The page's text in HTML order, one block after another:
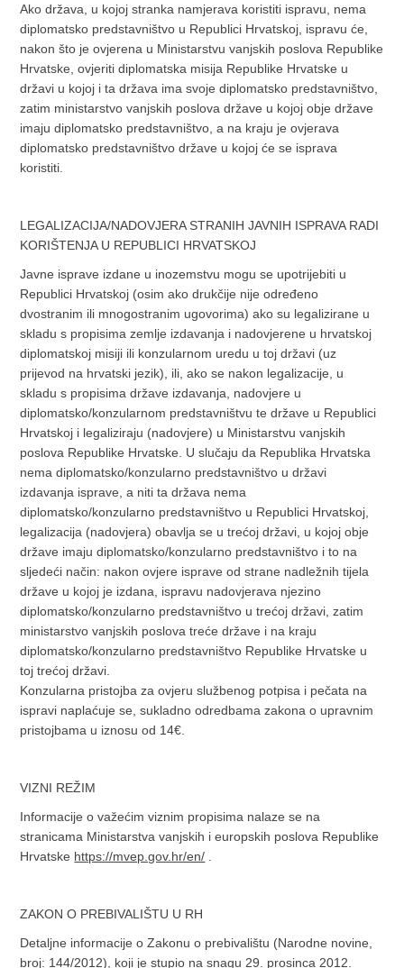
Ako država, u kojoj stranka namjerava koristiti ispravu, nema
diplomatsko predstavništvo u Republici Hrvatskoj, ispravu će,
nakon što je ovjerena u Ministarstvu vanjskih poslova Republike
Hrvatske, ovjeriti diplomatska misija Republike Hrvatske u
državi u kojoj i ta država ima svoje diplomatsko predstavništvo,
zatim ministarstvo vanjskih poslova države u kojoj obje države
imaju diplomatsko predstavništvo, a na kraju je ovjerava
diplomatsko predstavništvo države u kojoj će se isprava
koristiti.
LEGALIZACIJA/NADOVJERA STRANIH JAVNIH ISPRAVA RADI
KORIŠTENJA U REPUBLICI HRVATSKOJ
Javne isprave izdane u inozemstvu mogu se upotrijebiti u
Republici Hrvatskoj (osim ako drukčije nije određeno
dvostranim ili mnogostranim ugovorima) ako su legalizirane u
skladu s propisima zemlje izdavanja i nadovjerene u hrvatskoj
diplomatskoj misiji ili konzularnom uredu u toj državi (uz
prijevod na hrvatski jezik), ili, ako se nakon legalizacije, u
skladu s propisima države izdavanja, nadovjere u
diplomatsko/konzularnom predstavništvu te države u Republici
Hrvatskoj i legaliziraju (nadovjere) u Ministarstvu vanjskih
poslova Republike Hrvatske. U slučaju da Republika Hrvatska
nema diplomatsko/konzularno predstavništvo u državi
izdavanja isprave, a niti ta država nema
diplomatsko/konzularno predstavništvo u Republici Hrvatskoj,
legalizacija (nadovjera) obavlja se u trećoj državi, u kojoj obje
države imaju diplomatsko/konzularno predstavništvo i to na
sljedeći način: nakon ovjere isprave od strane nadležnih tijela
države u kojoj je izdana, ispravu nadovjerava njezino
diplomatsko/konzularno predstavništvo u trećoj državi, zatim
ministarstvo vanjskih poslova treće države i na kraju
diplomatsko/konzularno predstavništvo Republike Hrvatske u
toj trećoj državi.
Konzularna pristojba za ovjeru službenog potpisa i pečata na
ispravi naplaćuje se, sukladno odredbama zakona o upravnim
pristojbama u iznosu od 14€.
VIZNI REŽIM
Informacije o važećim viznim propisima nalaze se na
stranicama Ministarstva vanjskih i europskih poslova Republike
Hrvatske https://mvep.gov.hr/en/
ZAKON O PREBIVALIŠTU U RH
Detaljne informacije o Zakonu o prebivalištu (Narodne novine,
broj: 144/2012), koji je stupio na snagu 29. prosinca 2012.